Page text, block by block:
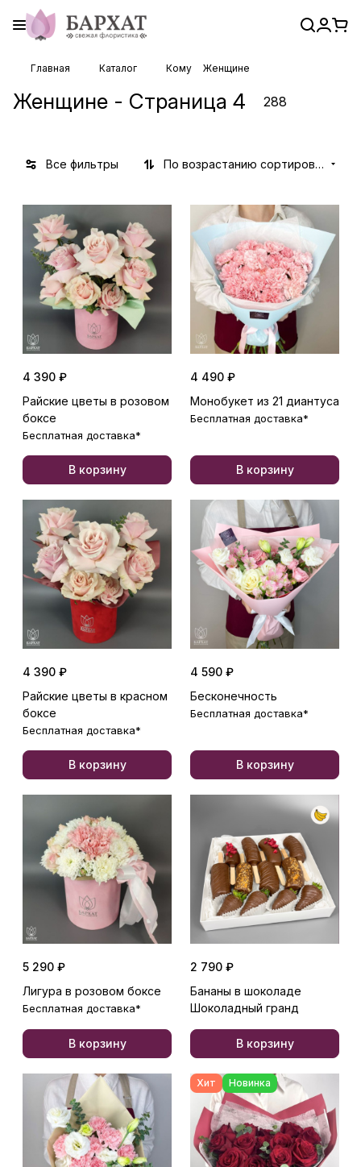
Главная Каталог Кому Женщине
Женщине - Страница 4 288
Все фильтры По возрастанию сортировки
4 390 ₽
Райские цветы в розовом
боксе
Бесплатная доставка*
В корзину
4 490 ₽
Монобукет из 21 диантуса
Бесплатная доставка*
В корзину
4 390 ₽
Райские цветы в красном
боксе
Бесплатная доставка*
В корзину
4 590 ₽
Бесконечность
Бесплатная доставка*
В корзину
5 290 ₽
Лигура в розовом боксе
Бесплатная доставка*
В корзину
2 790 ₽
Бананы в шоколаде
Шоколадный гранд
В корзину
Хит Новинка